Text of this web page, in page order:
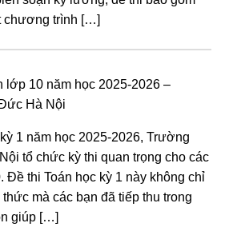
chương trình […]
lớp 10 năm học 2025-2026 –
Hà Nội
1 năm học 2025-2026, Trường
tổ chức kỳ thi quan trọng cho các
Đề thi Toán học kỳ 1 này không chỉ
mà các bạn đã tiếp thu trong
giúp […]